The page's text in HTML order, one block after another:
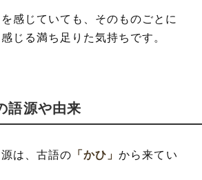
感じていても、そのものごとに
じる満ち足りた気持ちです。
語源や由来
は、古語の 「かひ」から来てい